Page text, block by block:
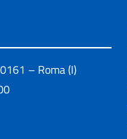
– Roma (I)